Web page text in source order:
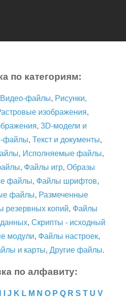
по категориям:
Видео-файлы, Рисунки,
изображения,
, 3D-модели и
файлы, Текст и документы,
, Исполняемые файлы,
, Файлы игр, Образы
файлы, Файлы шрифтов,
файлы, Размеченные
резервных копий, Файлы
, Скрипты - исходный
модули, Файлы настроек,
и карты, Другие файлы.
по алфавиту:
J K L M N O P Q R S T U V